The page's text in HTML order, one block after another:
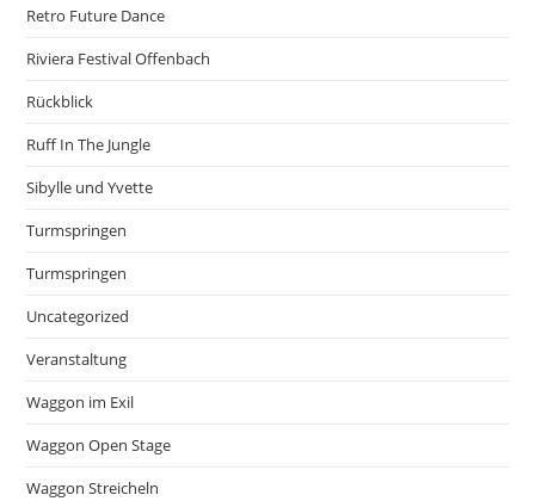
Retro Future Dance
Riviera Festival Offenbach
Rückblick
Ruff In The Jungle
Sibylle und Yvette
Turmspringen
Turmspringen
Uncategorized
Veranstaltung
Waggon im Exil
Waggon Open Stage
Waggon Streicheln